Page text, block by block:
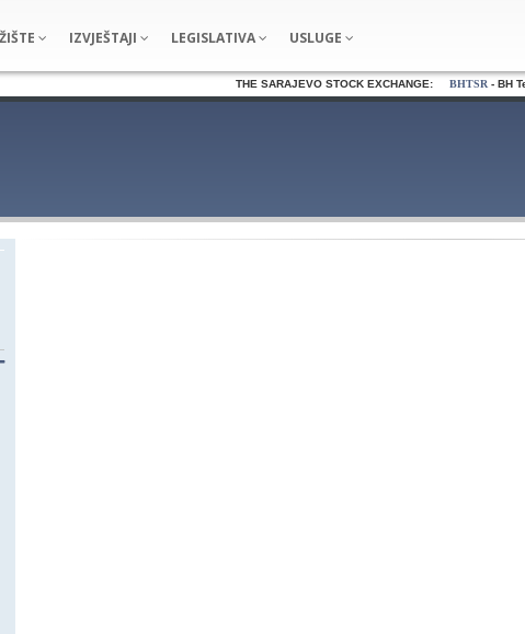
IZVJEŠTAJI LEGISLATIVA USLUGE
THE SARAJEVO STOCK EXCHANGE:BHTSR- BH